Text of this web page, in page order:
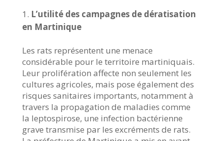
L’utilité des campagnes de dératisation
en Martinique
Les rats représentent une menace
considérable pour le territoire martiniquais.
Leur prolifération affecte non seulement les
cultures agricoles, mais pose également des
risques sanitaires importants, notamment à
travers la propagation de maladies comme
la leptospirose, une infection bactérienne
grave transmise par les excréments de rats.